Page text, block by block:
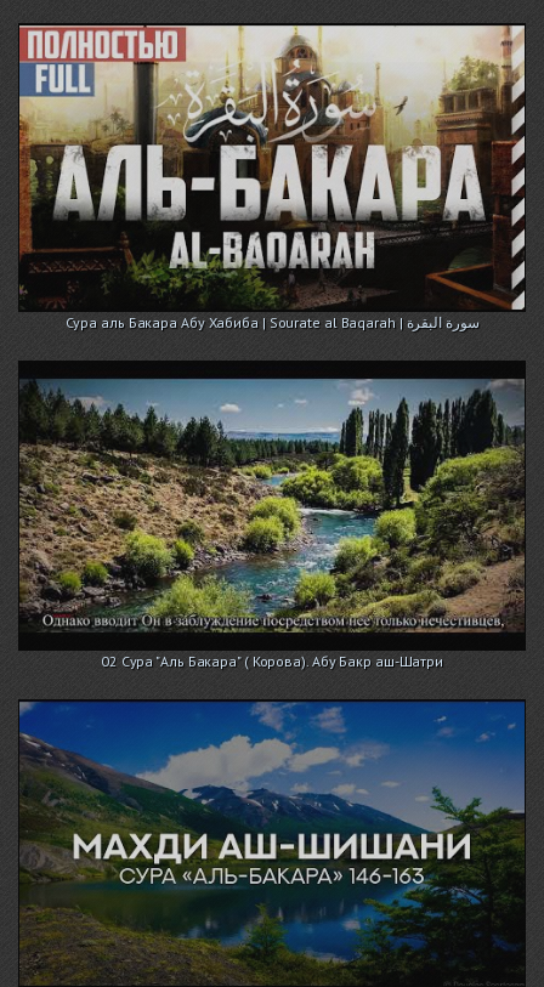
Cура аль Бакара Абу Хабиба | Sourate al Baqarah | سورة البقرة
02 Сура "Аль Бакара" ( Корова). Абу Бакр аш-Шатри